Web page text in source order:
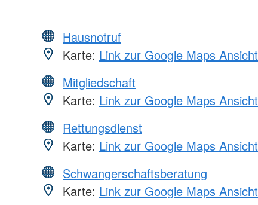
Hausnotruf
Karte: Link zur Google Maps Ansicht
Mitgliedschaft
Karte: Link zur Google Maps Ansicht
Rettungsdienst
Karte: Link zur Google Maps Ansicht
Schwangerschaftsberatung
Karte: Link zur Google Maps Ansicht